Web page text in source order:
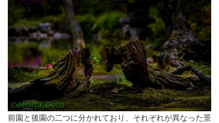
前園と後園の二つに分かれており、それぞれが異なった景